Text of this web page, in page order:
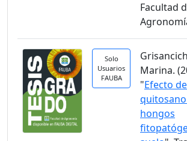
Facultad
Solo
Usuarios
FAUBA
Marina.
"Efecto
hongos